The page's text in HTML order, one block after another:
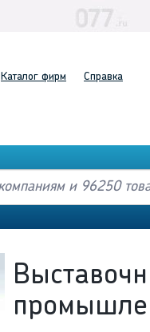
Каталог фирм Справка